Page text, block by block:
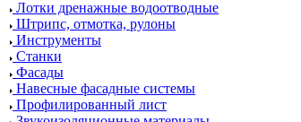
Лотки дренажные водоотводные
Штрипс, отмотка, рулоны
Инструменты
Станки
Фасады
Навесные фасадные системы
Профилированный лист